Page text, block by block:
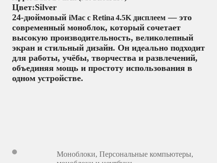
Цвет:Silver
24‑дюймовый iMac с Retina 4.5K дисплеем — это
современный моноблок, который сочетает
высокую производительность, великолепный
экран и стильный дизайн. Он идеально подходит
для работы, учёбы, творчества и развлечений,
объединяя мощь и простоту использования в
одном устройстве.
Моноблоки, Персональные компьютеры,